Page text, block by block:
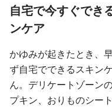
自宅で今すぐでき
ンケア
かゆみが起きたとき、
ず自宅でできるスキン
ん。デリケートゾーン
プキン、おりものシー